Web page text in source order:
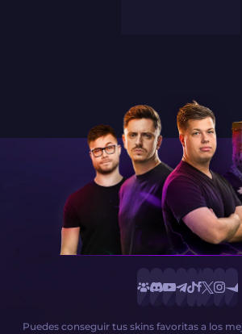
Puedes conseguir tus skins favoritas a los